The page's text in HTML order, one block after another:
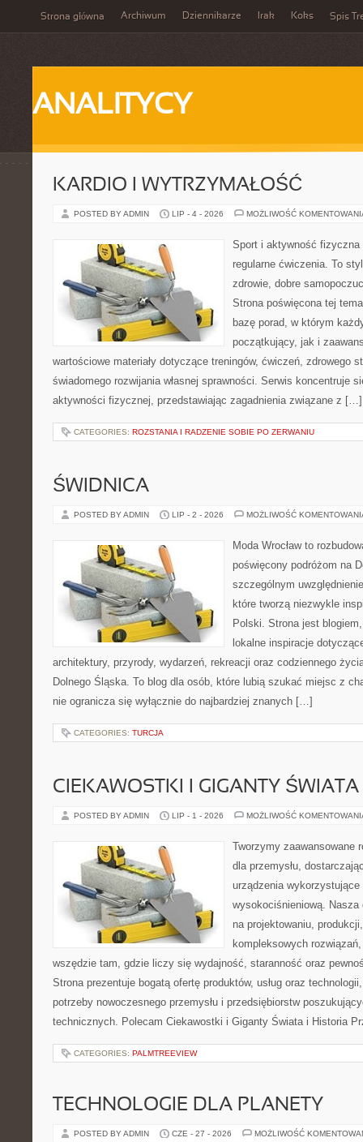
Strona główna Archiwum Dziennikarze Irak Koks Spis
ANALITYCY
KARDIO I WYTRZYMAŁOŚĆ
POSTED BY ADMIN LIP - 4 - 2026 MOŻLIWOŚĆ
Sport i aktywność
regularne ćwiczenia. To
zdrowie, dobre
Strona poświęcona tej
bazę porad, w którym
początkujący, jak i
wartościowe materiały dotyczące treningów, ćwiczeń, zdrowego
świadomego rozwijania własnej sprawności. Serwis koncentruje
aktywności fizycznej, przedstawiając zagadnienia związane z […]
CATEGORIES: ROZSTANIA I RADZENIE SOBIE PO ZERWANIU
ŚWIDNICA
POSTED BY ADMIN LIP - 2 - 2026 MOŻLIWOŚĆ
Moda Wrocław to
poświęcony podróżom na
szczególnym
które tworzą niezwykle
Polski. Strona jest
lokalne inspiracje
architektury, przyrody, wydarzeń, rekreacji oraz codziennego
Dolnego Śląska. To blog dla osób, które lubią szukać miejsc z
nie ogranicza się wyłącznie do najbardziej znanych […]
CATEGORIES: TURCJA
CIEKAWOSTKI I GIGANTY ŚWIATA
POSTED BY ADMIN LIP - 1 - 2026 MOŻLIWOŚĆ
Tworzymy zaawansowane
dla przemysłu,
urządzenia wykorzystujące
wysokociśnieniową. Nasza
na projektowaniu,
kompleksowych
wszędzie tam, gdzie liczy się wydajność, staranność oraz
Strona prezentuje bogatą ofertę produktów, usług oraz
potrzeby nowoczesnego przemysłu i przedsiębiorstw
technicznych. Polecam Ciekawostki i Giganty Świata i Historia
CATEGORIES: PALMTREEVIEW
TECHNOLOGIE DLA PLANETY
POSTED BY ADMIN CZE - 27 - 2026 MOŻLIWOŚĆ